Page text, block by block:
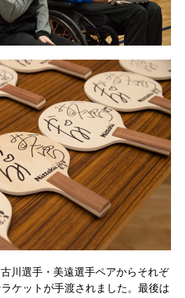
川選手・美遠選手ペアからそれぞ
ケットが手渡されました。最後は